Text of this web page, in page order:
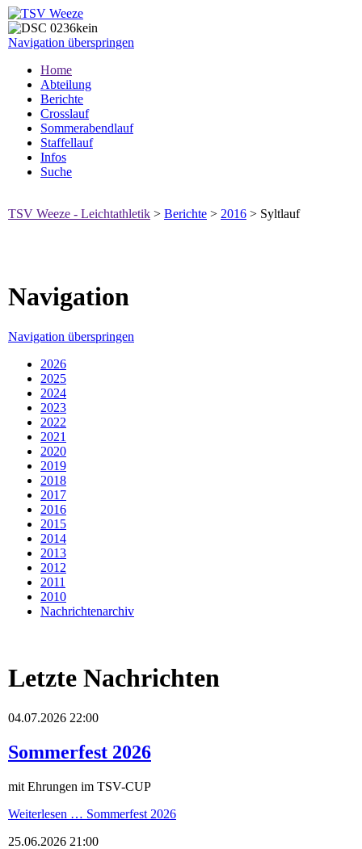
Navigation überspringen
Home
Abteilung
Berichte
Crosslauf
Sommerabendlauf
Staffellauf
Infos
Suche
TSV Weeze - Leichtathletik > Berichte > 2016 > Syltlauf
Navigation
Navigation überspringen
2026
2025
2024
2023
2022
2021
2020
2019
2018
2017
2016
2015
2014
2013
2012
2011
2010
Nachrichtenarchiv
Letzte Nachrichten
04.07.2026 22:00
Sommerfest 2026
mit Ehrungen im TSV-CUP
Weiterlesen … Sommerfest 2026
25.06.2026 21:00